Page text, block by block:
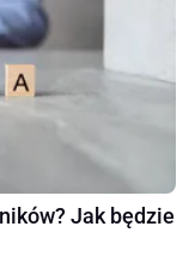
Jak będzie